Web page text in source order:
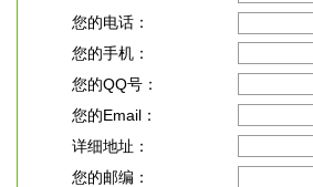
您的电话：
您的手机：
您的QQ号：
您的Email：
详细地址：
您的邮编：